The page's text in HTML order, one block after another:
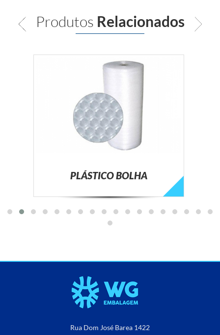
Produtos Relacionados
PLÁSTICO BOLHA
Rua Dom José Barea 1422